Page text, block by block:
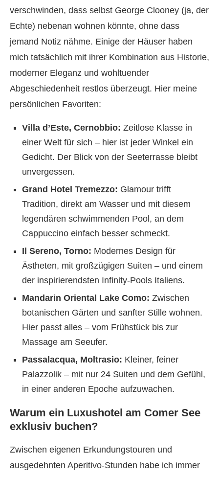
verschwinden, dass selbst George Clooney (ja, der
Echte) nebenan wohnen könnte, ohne dass
jemand Notiz nähme. Einige der Häuser haben
mich tatsächlich mit ihrer Kombination aus Historie,
moderner Eleganz und wohltuender
Abgeschiedenheit restlos überzeugt. Hier meine
persönlichen Favoriten:
Villa d’Este, Cernobbio: Zeitlose Klasse in
einer Welt für sich – hier ist jeder Winkel ein
Gedicht. Der Blick von der Seeterrasse bleibt
unvergessen.
Grand Hotel Tremezzo: Glamour trifft
Tradition, direkt am Wasser und mit diesem
legendären schwimmenden Pool, an dem
Cappuccino einfach besser schmeckt.
Il Sereno, Torno: Modernes Design für
Ästheten, mit großzügigen Suiten – und einem
der inspirierendsten Infinity-Pools Italiens.
Mandarin Oriental Lake Como: Zwischen
botanischen Gärten und sanfter Stille wohnen.
Hier passt alles – vom Frühstück bis zur
Massage am Seeufer.
Passalacqua, Moltrasio: Kleiner, feiner
Palazzolik – mit nur 24 Suiten und dem Gefühl,
in einer anderen Epoche aufzuwachen.
Warum ein Luxushotel am Comer See
exklusiv buchen?
Zwischen eigenen Erkundungstouren und
ausgedehnten Aperitivo-Stunden habe ich immer